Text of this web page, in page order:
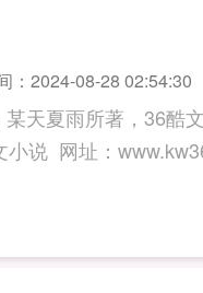
：2024-08-28 02:54:30
天夏雨所著，36酷